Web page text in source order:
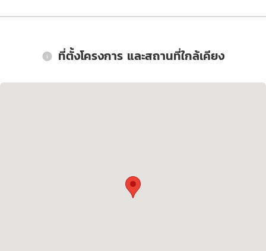
ที่ตั้งโครงการ และสถานที่ใกล้เคียง